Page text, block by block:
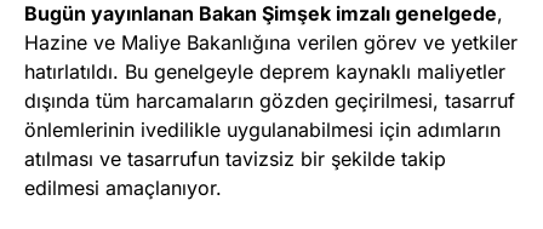
Bugün yayınlanan Bakan Şimşek imzalı genelgede,
Hazine ve Maliye Bakanlığına verilen görev ve yetkiler
hatırlatıldı. Bu genelgeyle deprem kaynaklı maliyetler
dışında tüm harcamaların gözden geçirilmesi, tasarruf
önlemlerinin ivedilikle uygulanabilmesi için adımların
atılması ve tasarrufun tavizsiz bir şekilde takip
edilmesi amaçlanıyor.